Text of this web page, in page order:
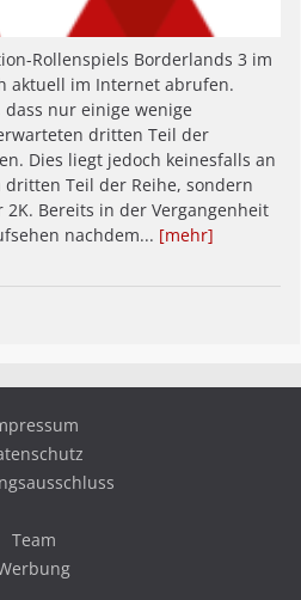
Rollenspiels Borderlands 3 im
aktuell im Internet abrufen.
nur einige wenige
dritten Teil der
Dies liegt jedoch keinesfalls an
Teil der Reihe, sondern
Bereits in der Vergangenheit
nachdem... [mehr]
Team